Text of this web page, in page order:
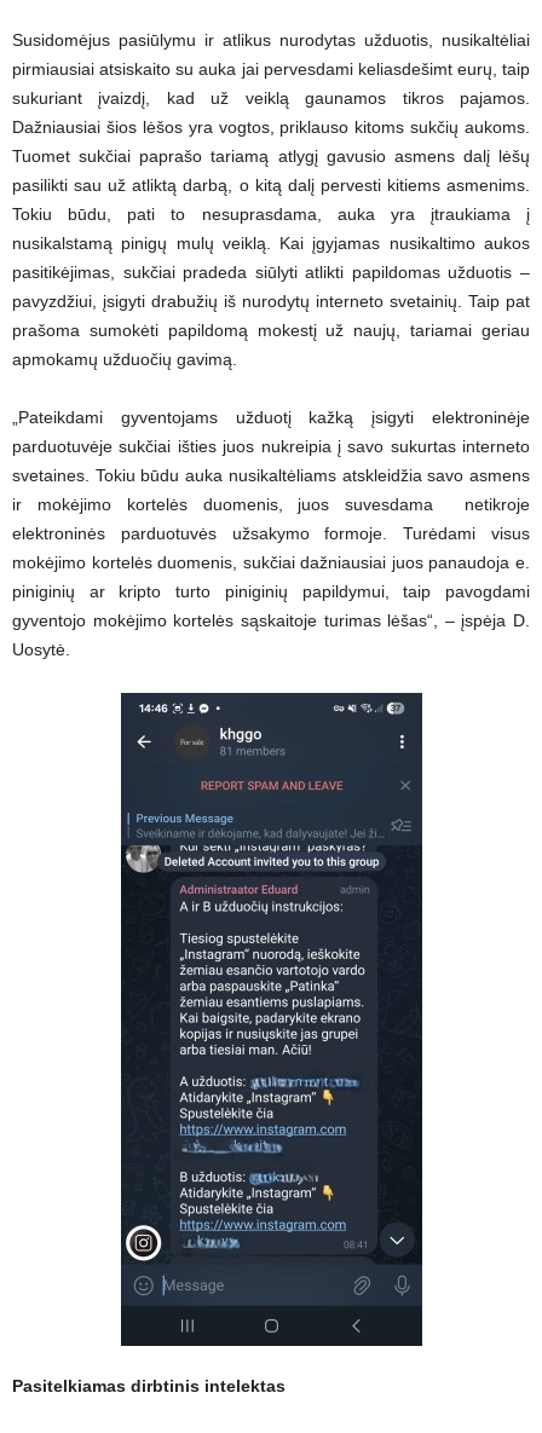
Susidomėjus pasiūlymu ir atlikus nurodytas užduotis, nusikaltėliai
pirmiausiai atsiskaito su auka jai pervesdami keliasdešimt eurų, taip
sukuriant įvaizdį, kad už veiklą gaunamos tikros pajamos.
Dažniausiai šios lėšos yra vogtos, priklauso kitoms sukčių aukoms.
Tuomet sukčiai paprašo tariamą atlygį gavusio asmens dalį lėšų
pasilikti sau už atliktą darbą, o kitą dalį pervesti kitiems asmenims.
Tokiu būdu, pati to nesuprasdama, auka yra įtraukiama į
nusikalstamą pinigų mulų veiklą. Kai įgyjamas nusikaltimo aukos
pasitikėjimas, sukčiai pradeda siūlyti atlikti papildomas užduotis –
pavyzdžiui, įsigyti drabužių iš nurodytų interneto svetainių. Taip pat
prašoma sumokėti papildomą mokestį už naujų, tariamai geriau
apmokamų užduočių gavimą.
„Pateikdami gyventojams užduotį kažką įsigyti elektroninėje
parduotuvėje sukčiai išties juos nukreipia į savo sukurtas interneto
svetaines. Tokiu būdu auka nusikaltėliams atskleidžia savo asmens
ir mokėjimo kortelės duomenis, juos suvesdama netikroje
elektroninės parduotuvės užsakymo formoje. Turėdami visus
mokėjimo kortelės duomenis, sukčiai dažniausiai juos panaudoja e.
piniginių ar kripto turto piniginių papildymui, taip pavogdami
gyventojo mokėjimo kortelės sąskaitoje turimas lėšas“, – įspėja D.
Uosytė.
Pasitelkiamas dirbtinis intelektas